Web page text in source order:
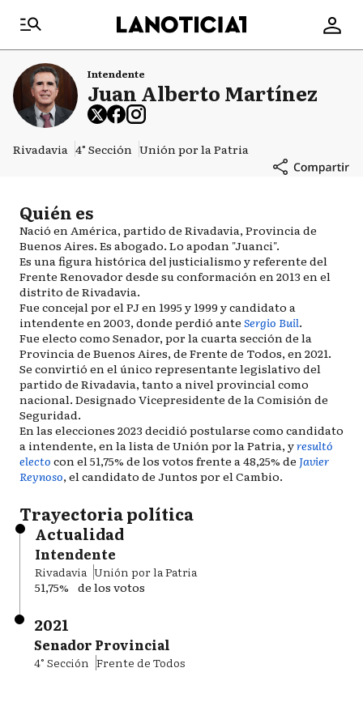
Intendente
Juan Alberto Martínez
Rivadavia 4° Sección Unión por la Patria
Quién es
Nació en América, partido de Rivadavia, Provincia de
Buenos Aires. Es abogado. Lo apodan "Juanci".
Es una figura histórica del justicialismo y referente del
Frente Renovador desde su conformación en 2013 en el
distrito de Rivadavia.
Fue concejal por el PJ en 1995 y 1999 y candidato a
intendente en 2003, donde perdió ante Sergio Buil.
Fue electo como Senador, por la cuarta sección de la
Provincia de Buenos Aires, de Frente de Todos, en 2021.
Se convirtió en el único representante legislativo del
partido de Rivadavia, tanto a nivel provincial como
nacional. Designado Vicepresidente de la Comisión de
Seguridad.
En las elecciones 2023 decidió postularse como candidato
a intendente, en la lista de Unión por la Patria, yresultó
electo con el 51,75% de los votos frente a 48,25% de Javier
Reynoso, el candidato de Juntos por el Cambio.
Trayectoria política
Actualidad
Intendente
Rivadavia Unión por la Patria
51,75% de los votos
2021
Senador Provincial
4° Sección Frente de Todos